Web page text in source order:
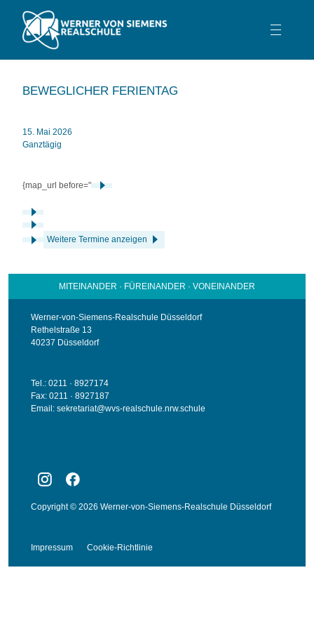
SCHULPROFIL
BERATUNG
BEWEGLICHER FERIENTAG
15. Mai 2026
Ganztägig
{map_url before="
Weitere Termine anzeigen
MITEINANDER · FÜREINANDER · VONEINANDER
Werner-von-Siemens-Realschule Düsseldorf
Rethelstraße 13
40237 Düsseldorf
Tel.: 0211 · 8927174
Fax: 0211 · 8927187
Email: sekretariat@wvs-realschule.nrw.schule
Copyright © 2026 Werner-von-Siemens-Realschule Düsseldorf
Impressum Cookie-Richtlinie